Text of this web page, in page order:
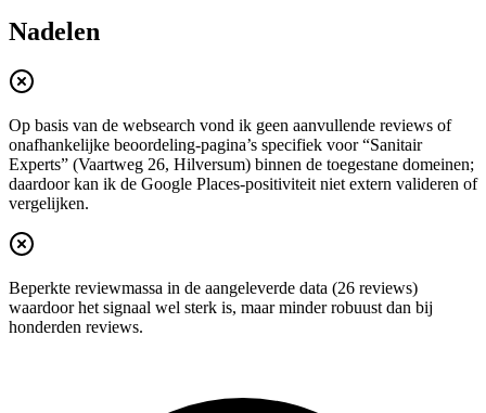
Nadelen
Op basis van de websearch vond ik geen aanvullende reviews of
onafhankelijke beoordeling-pagina’s specifiek voor “Sanitair
Experts” (Vaartweg 26, Hilversum) binnen de toegestane domeinen;
daardoor kan ik de Google Places-positiviteit niet extern valideren of
vergelijken.
Beperkte reviewmassa in de aangeleverde data (26 reviews)
waardoor het signaal wel sterk is, maar minder robuust dan bij
honderden reviews.